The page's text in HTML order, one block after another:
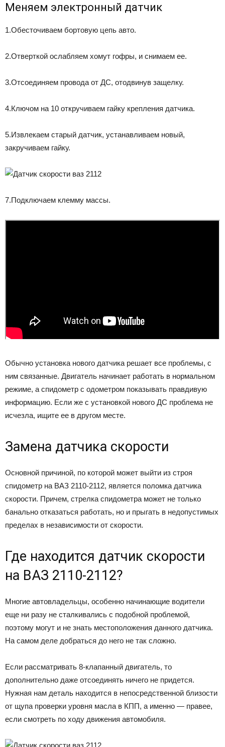
Меняем электронный датчик
1.Обесточиваем бортовую цепь авто.
2.Отверткой ослабляем хомут гофры, и снимаем ее.
3.Отсоединяем провода от ДС, отодвинув защелку.
4.Ключом на 10 откручиваем гайку крепления датчика.
5.Извлекаем старый датчик, устанавливаем новый,
закручиваем гайку.
7.Подключаем клемму массы.
Обычно установка нового датчика решает все проблемы, с
ним связанные. Двигатель начинает работать в нормальном
режиме, а спидометр с одометром показывать правдивую
информацию. Если же с установкой нового ДС проблема не
исчезла, ищите ее в другом месте.
Замена датчика скорости
Основной причиной, по которой может выйти из строя
спидометр на ВАЗ 2110-2112, является поломка датчика
скорости. Причем, стрелка спидометра может не только
банально отказаться работать, но и прыгать в недопустимых
пределах в независимости от скорости.
Где находится датчик скорости
на ВАЗ 2110-2112?
Многие автовладельцы, особенно начинающие водители
еще ни разу не сталкивались с подобной проблемой,
поэтому могут и не знать местоположения данного датчика.
На самом деле добраться до него не так сложно.
Если рассматривать 8-клапанный двигатель, то
дополнительно даже отсоединять ничего не придется.
Нужная нам деталь находится в непосредственной близости
от щупа проверки уровня масла в КПП, а именно — правее,
если смотреть по ходу движения автомобиля.